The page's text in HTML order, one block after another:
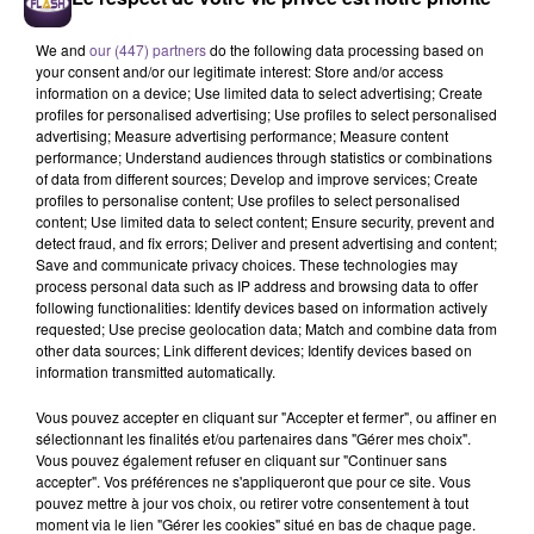
SAM SMITH
Stay With Me
RIVIERA
She Doesn't Mind
LOST FREQUENCIES
Are You With Me
4h21
4h21
SHAKIRA FEAT. BURNA
BOY
Dai Dai
4h18
4h18
DASHA
Austin
4h15
4h15
AMIR
A L'imparfaite
Cet élément est masqué compte-tenu du refus du
dépôt de cookies que vous avez exprimé. Si vous
We and our (447) partnersdo the following data processing based on
your consent and/or our legitimate interest: Store and/or access
information on a device; Use limited data to select advertising; Create
profiles for personalised advertising; Use profiles to select personalised
advertising; Measure advertising performance; Measure content
performance; Understand audiences through statistics or combinations
of data from different sources; Develop and improve services; Create
profiles to personalise content; Use profiles to select personalised
content; Use limited data to select content; Ensure security, prevent and
detect fraud, and fix errors; Deliver and present advertising and content;
Save and communicate privacy choices. These technologies may
process personal data such as IP address and browsing data to offer
following functionalities: Identify devices based on information actively
requested; Use precise geolocation data; Match and combine data from
other data sources; Link different devices; Identify devices based on
information transmitted automatically.
Vous pouvez accepter en cliquant sur "Accepter et fermer", ou affiner en
sélectionnant les finalités et/ou partenaires dans "Gérer mes choix".
Vous pouvez également refuser en cliquant sur "Continuer sans
accepter". Vos préférences ne s'appliqueront que pour ce site. Vous
pouvez mettre à jour vos choix, ou retirer votre consentement à tout
moment via le lien "Gérer les cookies" situé en bas de chaque page.